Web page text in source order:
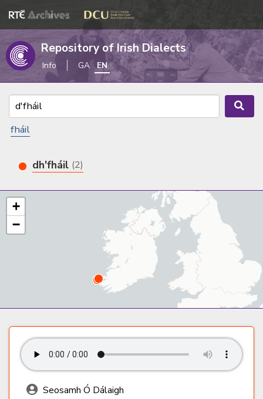
Repository of Irish Dialects
Info GA EN
fháil
dh'fháil (2)
+
−
Seosamh Ó Dálaigh